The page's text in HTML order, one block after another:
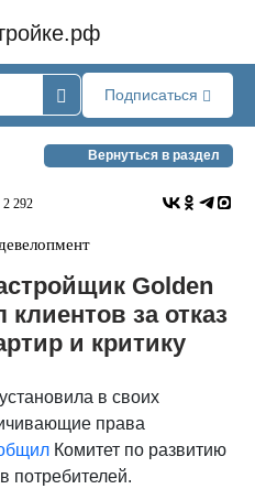
Подписаться
Вернуться в раздел
2 292
Golden
за отказ
и критику
в своих
права
Комитет по развитию
потребителей.